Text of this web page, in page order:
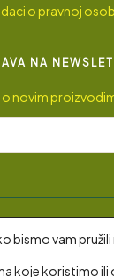
o pravnoj
NA
novim
. Sva prava
bismo vam
koje koristimo ili